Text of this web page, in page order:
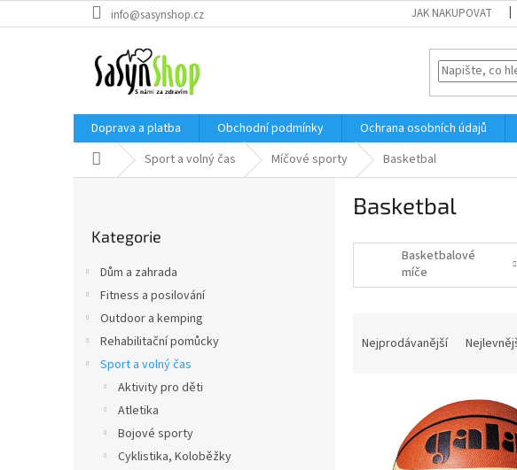
na
info@sasynshop.cz JAK NAKUPOVAT
Doprava a platba Obchodní podmínky Ochrana osobních údajů
Domů Sport a volný čas Míčové sporty Basketbal
kategorie
Kategorie
Dům a zahrada
Fitness a posilování
Outdoor a kemping
Rehabilitační pomůcky
Sport a volný čas
Aktivity pro děti
Atletika
Bojové sporty
Cyklistika, Koloběžky
Basketbal
Basketbalové
míče
Nejprodávanější